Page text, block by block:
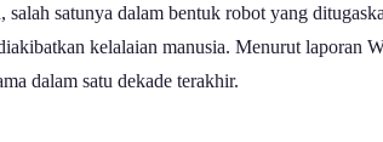
satunya dalam bentuk robot yang
kelalaian manusia. Menurut
dalam satu dekade terakhir.